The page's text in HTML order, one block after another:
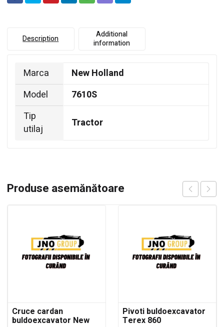
Description
Additional
information
Marca
New Holland
Model
7610S
Tip
utilaj
Tractor
Produse asemănătoare
Cruce cardan
buldoexcavator New
Pivoti buldoexcavator
Terex 860